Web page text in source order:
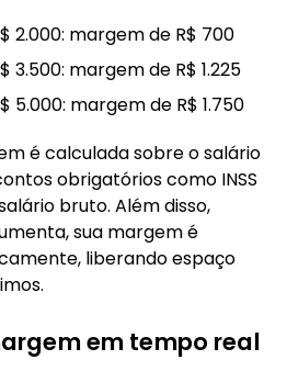
2.000: margem de R$ 700
3.500: margem de R$ 1.225
5.000: margem de R$ 1.750
é calculada sobre o salário
obrigatórios como INSS
bruto. Além disso,
sua margem é
liberando espaço
em tempo real